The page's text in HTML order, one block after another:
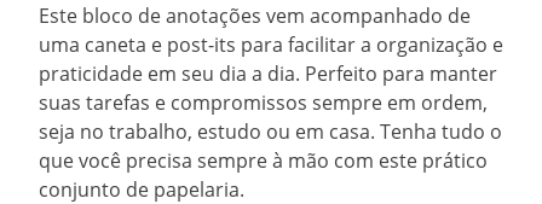
Este bloco de anotações vem acompanhado de
uma caneta e post-its para facilitar a organização e
praticidade em seu dia a dia. Perfeito para manter
suas tarefas e compromissos sempre em ordem,
seja no trabalho, estudo ou em casa. Tenha tudo o
que você precisa sempre à mão com este prático
conjunto de papelaria.